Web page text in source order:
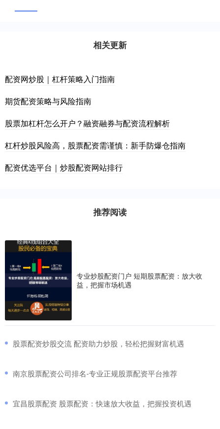
相关更新
配资网炒股｜杠杆策略入门指南
期货配资策略与风险指南
股票加杠杆怎么开户？融资融券与配资流程解析
杠杆炒股风险高，股票配资需谨慎：新手防爆仓指南
配资优选平台｜炒股配资网站排行
推荐阅读
专业炒股配资门户 短期股票配资：放大收
益，把握市场机遇
​股票配资炒股交流 配资助力炒股，轻松把握财富机遇
​南京股票配资公司排名-专业正规股票配资平台推荐
​宜昌股票配资 股票配资：快速放大收益，把握投资机遇